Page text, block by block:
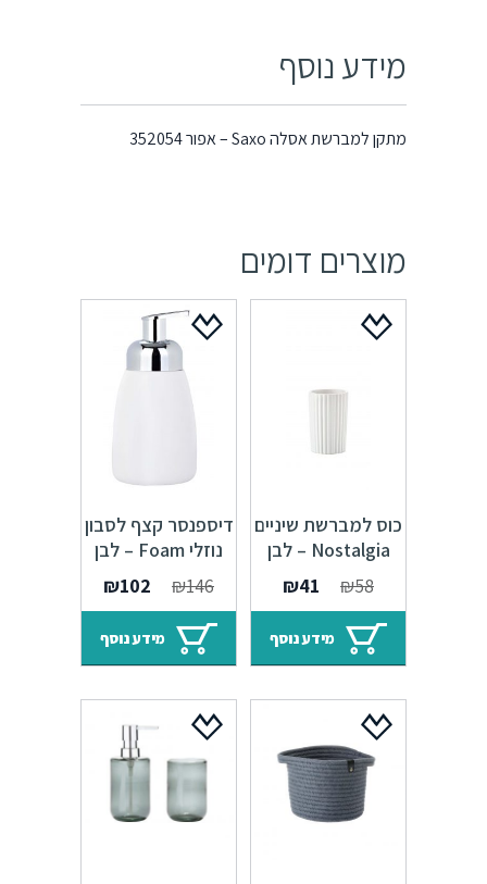
מידע נוסף
מתקן למברשת אסלה Saxo – אפור 352054
מוצרים דומים
כוס למברשת שיניים
Nostalgia – לבן
351063
₪58
המחיר
המקורי
היה:
₪58.
₪41
הנוכחי
הוא:
₪41.
מידע נוסף
דיספנסר קצף לסבון
נוזלי Foam – לבן
341146
₪146
המחיר
המקורי
היה:
₪146.
₪102
הנוכחי
הוא:
₪102.
מידע נוסף